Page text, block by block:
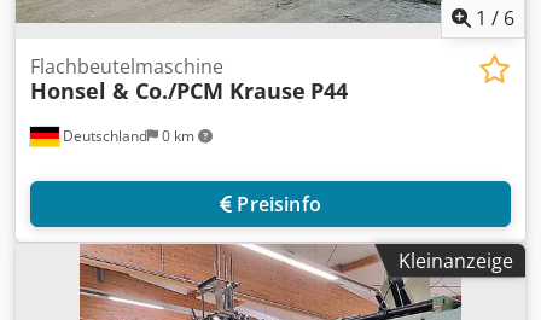
1 / 6
Deutschland 0 km
Flachbeutelmaschine
Honsel & Co./PCM Krause P44
Preisinfo
Kleinanzeige